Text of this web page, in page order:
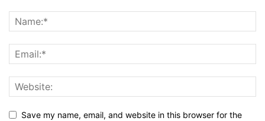
Save my name, email, and website in this browser for the